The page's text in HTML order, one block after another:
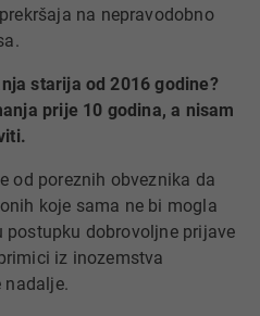
na nepravodobno
starija od 2016 godine?
prije 10 godina, a nisam
od poreznih obveznika da
koje sama ne bi mogla
dobrovoljne prijave
iz inozemstva
nadalje.